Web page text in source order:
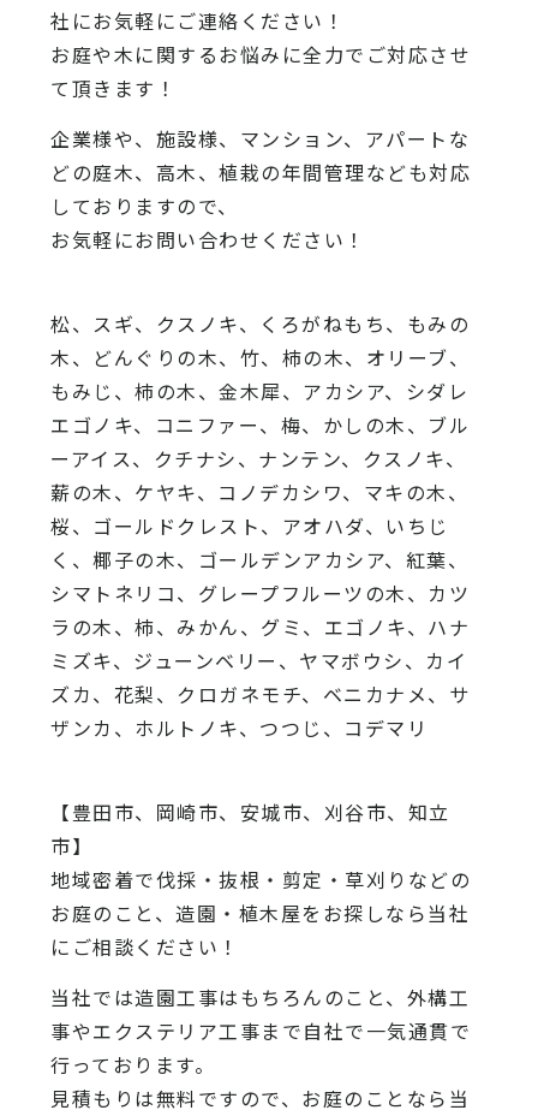
社にお気軽にご連絡ください！
お庭や木に関するお悩みに全力でご対応させ
て頂きます！
企業様や、施設様、マンション、アパートな
どの庭木、高木、植栽の年間管理なども対応
しておりますので、
お気軽にお問い合わせください！
松、スギ、クスノキ、くろがねもち、もみの
木、どんぐりの木、竹、柿の木、オリーブ、
もみじ、柿の木、金木犀、アカシア、シダレ
エゴノキ、コニファー、梅、かしの木、ブル
ーアイス、クチナシ、ナンテン、クスノキ、
薪の木、ケヤキ、コノデカシワ、マキの木、
桜、ゴールドクレスト、アオハダ、いちじ
く、椰子の木、ゴールデンアカシア、紅葉、
シマトネリコ、グレープフルーツの木、カツ
ラの木、柿、みかん、グミ、エゴノキ、ハナ
ミズキ、ジューンベリー、ヤマボウシ、カイ
ズカ、花梨、クロガネモチ、ベニカナメ、サ
ザンカ、ホルトノキ、つつじ、コデマリ
【豊田市、岡崎市、安城市、刈谷市、知立
市】
地域密着で伐採・抜根・剪定・草刈りなどの
お庭のこと、造園・植木屋をお探しなら当社
にご相談ください！
当社では造園工事はもちろんのこと、外構工
事やエクステリア工事まで自社で一気通貫で
行っております。
見積もりは無料ですので、お庭のことなら当